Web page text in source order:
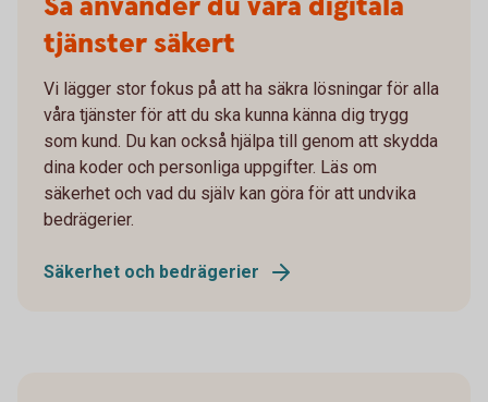
tjänster säkert
Vi lägger stor fokus på att ha säkra lösningar för alla
våra tjänster för att du ska kunna känna dig trygg
som kund. Du kan också hjälpa till genom att skydda
dina koder och personliga uppgifter. Läs om
säkerhet och vad du själv kan göra för att undvika
bedrägerier.
Säkerhet och bedrägerier